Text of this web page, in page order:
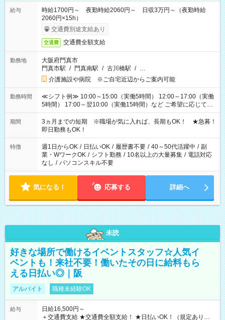
給与
時給1700円～ 夜勤時給2060円～ 日収3万円～（夜勤時給
2060円×15h）
交通費別途支給あり
交通費 交通費全額支給
勤務地
大阪府門真市
門真市駅 / 門真南駅 / 古川橋駅 / …
介護施設や病院 ※ご自宅近辺からご案内可能
勤務時間
≪シフト例≫ 10:00～15:00（実働5時間） 12:00～17:00（実働
5時間） 17:00～翌10:00（実働15時間）など ご希望に応じて、
働く時間は調整できます！ お気軽に担当へ相談ください！
期間
3ヵ月までの短期 ※職場が気に入れば、長期もOK！ ★急募！
即日勤務もOK！
特徴 週1日からOK / 日払いOK / 履歴書不要 / 40～50代活躍中 / 副
業・WワークOK / シフト勤務 / 10名以上の大量募集 / 電話対応
なし / パソコンスキル不要
気になる！ 応募する 詳細へ
未読
好きな場所で働けるイベントスタッフ☆人気イ
ベントも！来社不要！働いたその日に給料もら
える日払い◎｜阪
アルバイト 職種未経験OK
給与
日給16,500円～
＋交通費支給 ★交通費全額支給！ ★日払いOK！（規定あり） ┗